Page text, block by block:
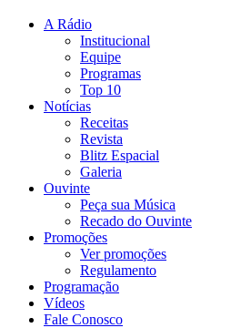
A Rádio
Institucional
Equipe
Programas
Top 10
Notícias
Receitas
Revista
Blitz Espacial
Galeria
Ouvinte
Peça sua Música
Recado do Ouvinte
Promoções
Ver promoções
Regulamento
Programação
Vídeos
Fale Conosco